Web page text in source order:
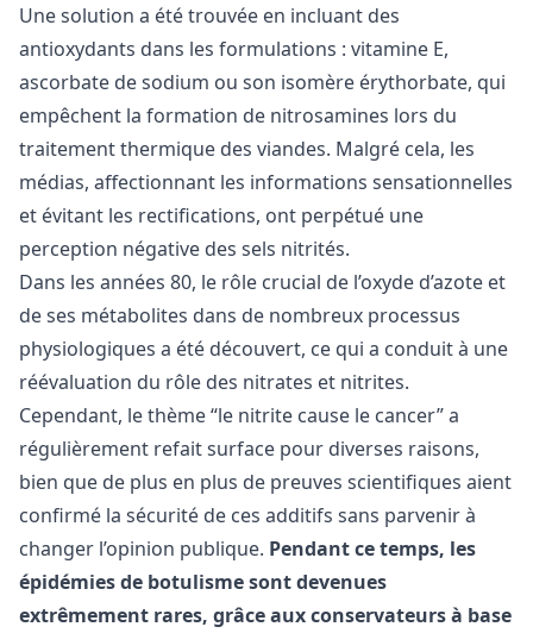
Une solution a été trouvée en incluant des
antioxydants dans les formulations : vitamine E,
ascorbate de sodium ou son isomère érythorbate, qui
empêchent la formation de nitrosamines lors du
traitement thermique des viandes. Malgré cela, les
médias, affectionnant les informations sensationnelles
et évitant les rectifications, ont perpétué une
perception négative des sels nitrités.
Dans les années 80, le rôle crucial de l’oxyde d’azote et
de ses métabolites dans de nombreux processus
physiologiques a été découvert, ce qui a conduit à une
réévaluation du rôle des nitrates et nitrites.
Cependant, le thème “le nitrite cause le cancer” a
régulièrement refait surface pour diverses raisons,
bien que de plus en plus de preuves scientifiques aient
confirmé la sécurité de ces additifs sans parvenir à
changer l’opinion publique. Pendant ce temps, les
épidémies de botulisme sont devenues
extrêmement rares, grâce aux conservateurs à base